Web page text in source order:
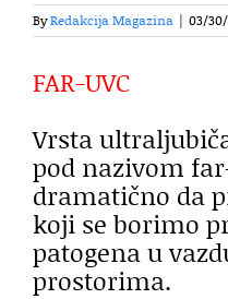
ByRedakcija Magazina 03/
FAR-UVC
Vrsta
pod nazivom
dramatično da
koji se borimo
patogena u
prostorima.